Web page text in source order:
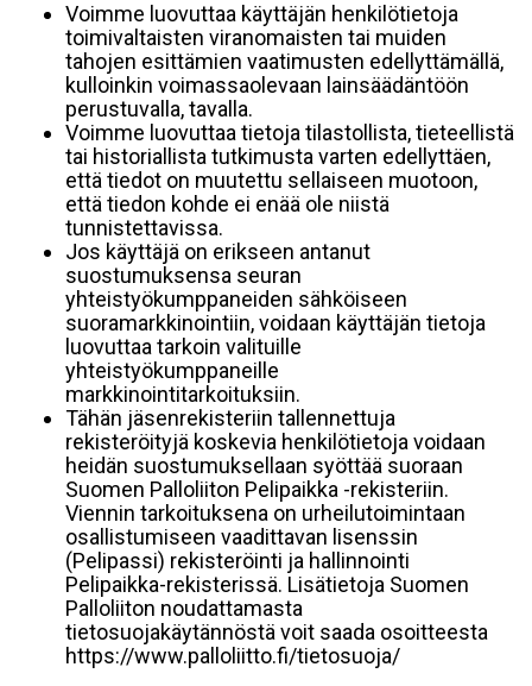
Voimme luovuttaa käyttäjän henkilötietoja
toimivaltaisten viranomaisten tai muiden
tahojen esittämien vaatimusten edellyttämällä,
kulloinkin voimassaolevaan lainsäädäntöön
perustuvalla, tavalla.
Voimme luovuttaa tietoja tilastollista, tieteellistä
tai historiallista tutkimusta varten edellyttäen,
että tiedot on muutettu sellaiseen muotoon,
että tiedon kohde ei enää ole niistä
tunnistettavissa.
Jos käyttäjä on erikseen antanut
suostumuksensa seuran
yhteistyökumppaneiden sähköiseen
suoramarkkinointiin, voidaan käyttäjän tietoja
luovuttaa tarkoin valituille
yhteistyökumppaneille
markkinointitarkoituksiin.
Tähän jäsenrekisteriin tallennettuja
rekisteröityjä koskevia henkilötietoja voidaan
heidän suostumuksellaan syöttää suoraan
Suomen Palloliiton Pelipaikka -rekisteriin.
Viennin tarkoituksena on urheilutoimintaan
osallistumiseen vaadittavan lisenssin
(Pelipassi) rekisteröinti ja hallinnointi
Pelipaikka-rekisterissä. Lisätietoja Suomen
Palloliiton noudattamasta
tietosuojakäytännöstä voit saada osoitteesta
https://www.palloliitto.fi/tietosuoja/